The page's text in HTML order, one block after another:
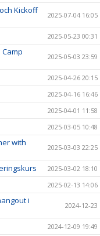
Kickoff
2025-07-04 16:05
2025-05-23 00:31
2025-05-03 23:59
2025-04-26 20:15
2025-04-16 16:46
2025-04-01 11:58
2025-03-05 10:48
with
2025-03-03 22:25
2025-03-02 18:10
2025-02-13 14:06
i
2024-12-23
2024-12-09 19:49